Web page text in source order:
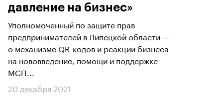
давление на бизнес»
Уполномоченный по защите прав
предпринимателей в Липецкой области —
о механизме QR-кодов и реакции бизнеса
на нововведение, помощи и поддержке
МСП...
20 декабря 2021